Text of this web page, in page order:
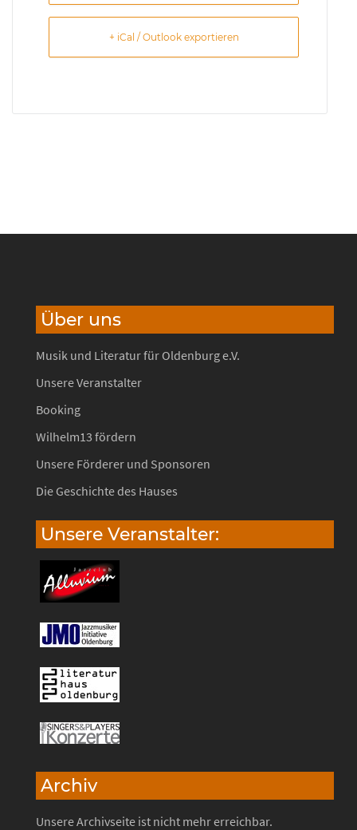
+ iCal / Outlook exportieren
Über uns
Musik und Literatur für Oldenburg e.V.
Unsere Veranstalter
Booking
Wilhelm13 fördern
Unsere Förderer und Sponsoren
Die Geschichte des Hauses
Unsere Veranstalter:
Archiv
Unsere Archivseite ist nicht mehr erreichbar.